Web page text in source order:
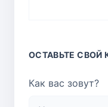
ОСТАВЬТЕ СВОЙ
Как вас зовут?